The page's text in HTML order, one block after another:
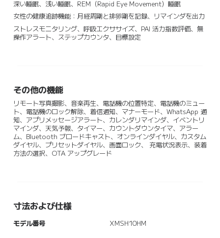
深い睡眠、浅い睡眠、REM（Rapid Eye Movement）睡眠
女性の健康追跡機能：月経周期と排卵期を記録、リマインダを出力
ストレスモニタリング、呼吸エクササイズ、PAI 活力指数評価、無
操作アラート、ステップカウンタ、目標設定
その他の機能
リモート写真撮影、音楽再生、電話機の位置特定、電話機のミュー
ト、電話機のロック解除、着信通知、マナーモード、WhatsApp 通
知、アプリメッセージアラート、カレンダリマインダ、イベントリ
マインダ、天気予報、タイマー、カウントダウンタイマ、アラー
ム、Bluetooth ブロードキャスト、オンラインダイヤル、カスタム
ダイヤル、プリセットダイヤル、画面ロック、 充電状況表示、装着
方法の選択、OTA アップグレード
寸法および仕様
モデル番号 XMSH10HM